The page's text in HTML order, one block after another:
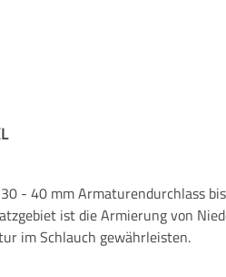
ist die Armierung von
im Schlauch gewährleisten.